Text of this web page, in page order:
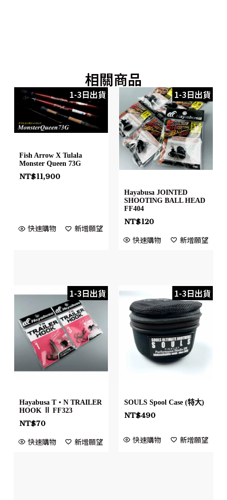
相關商品
1-3日出貨
Fish Arrow X Tulala
Monster Queen 73G
NT$11,900
快速購物 新增願望
1-3日出貨
Hayabusa JOINTED
SHOOTING BALL HEAD
FF404
NT$120
快速購物 新增願望
1-3日出貨
Hayabusa T・N TRAILER
HOOK Ⅱ FF323
NT$70
快速購物 新增願望
1-3日出貨
SOULS Spool Case (特大)
NT$490
快速購物 新增願望